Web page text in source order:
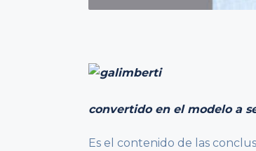
convertido en el modelo a
Es el contenido de las